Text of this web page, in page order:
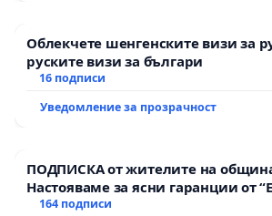
Облекчете шенгенските визи за
руските визи за българи
16 подписи
Уведомление за прозрачност
ПОДПИСКА от жителите на
Настояваме за ясни гаранции от
АД и от държавата, че ще се
164 подписи